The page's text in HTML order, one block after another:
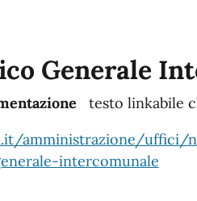
Generale
testo linkabile
amministrazione/
intercomunale